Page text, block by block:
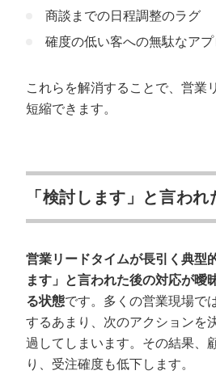
商談までの日程調整のラグ
確度の低い客への無駄なアプ
これらを解消することで、営業
短縮できます。
「検討します」と言わ
営業リードタイムが長引く典型
ます」と言われた後の対応が曖
る状態です。多くの営業現場で
するあまり、次のアクションを
過してしまいます。その結果、
り、受注確度も低下します。